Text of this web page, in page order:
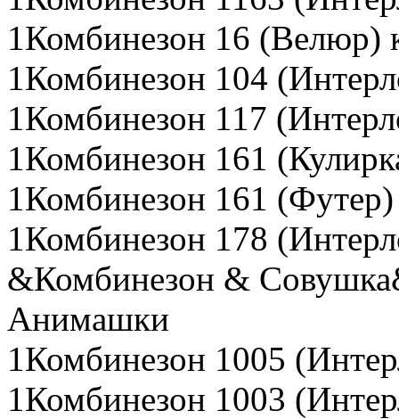
1Комбинезон 16 (Велюр)
1Комбинезон 104
1Комбинезон 117
1Комбинезон 161
1Комбинезон 161
1Комбинезон 178
&Комбинезон &
Анимашки
1Комбинезон 1005
1Комбинезон 1003